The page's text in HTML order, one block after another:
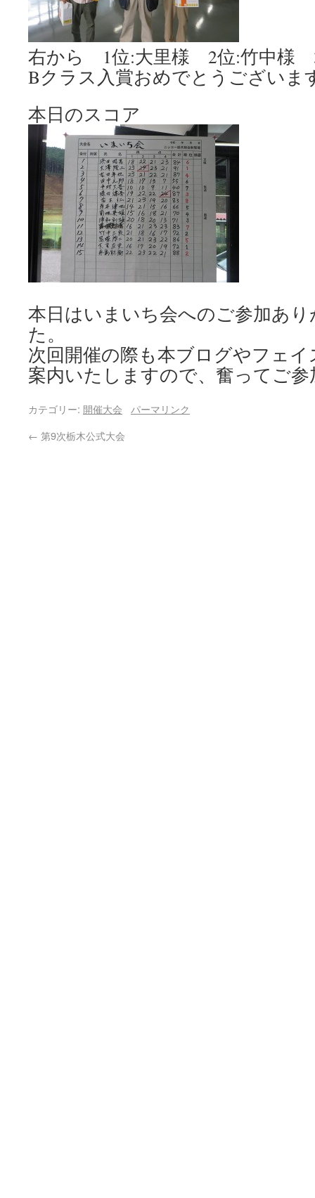
右から 1位:大里様 2位:竹中様
Bクラス入賞おめでとうございま
本日のスコア
本日はいまいち会へのご参加あ
た。
次回開催の際も本ブログやフェ
案内いたしますので、奮ってご
カテゴリー: 開催大会
パーマリンク
← 第9次栃木公式大会